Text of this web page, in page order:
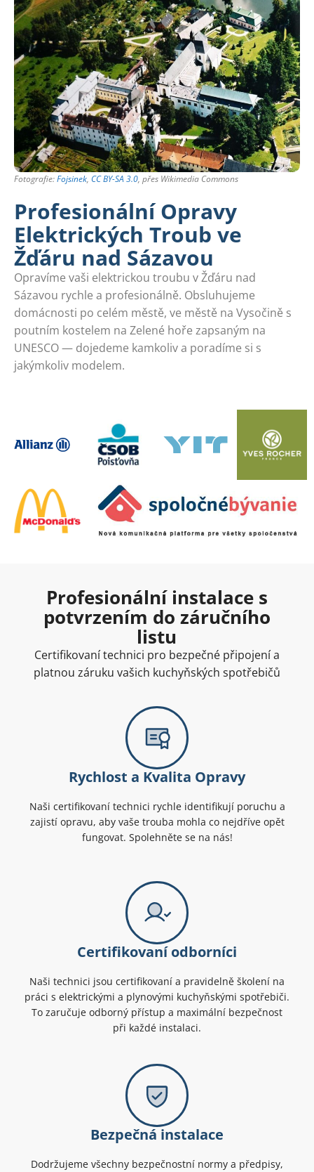
Fotografie:Fojsinek, CC BY-SA 3.0, přes Wikimedia Commons
Profesionální Opravy
Elektrických Troub ve
Žďáru nad Sázavou
Opravíme vaši elektrickou troubu v Žďáru nad
Sázavou rychle a profesionálně. Obsluhujeme
domácnosti po celém městě, ve městě na Vysočině s
poutním kostelem na Zelené hoře zapsaným na
UNESCO — dojedeme kamkoliv a poradíme si s
jakýmkoliv modelem.
Profesionální instalace s
potvrzením do záručního
listu
Certifikovaní technici pro bezpečné připojení a
platnou záruku vašich kuchyňských spotřebičů
Rychlost a Kvalita Opravy
Naši certifikovaní technici rychle identifikují poruchu a
zajistí opravu, aby vaše trouba mohla co nejdříve opět
fungovat. Spolehněte se na nás!
Certifikovaní odborníci
Naši technici jsou certifikovaní a pravidelně školení na
práci s elektrickými a plynovými kuchyňskými spotřebiči.
To zaručuje odborný přístup a maximální bezpečnost
při každé instalaci.
Bezpečná instalace
Dodržujeme všechny bezpečnostní normy a předpisy,